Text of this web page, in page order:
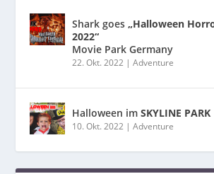
Shark goes„Halloween
2022“
Movie Park Germany
22. Okt. 2022 |Adventure
Halloween imSKYLINE PARK
10. Okt. 2022 |Adventure